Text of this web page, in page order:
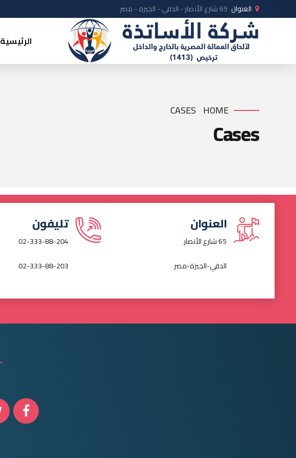
العنوان 65 شارع الأنصار - الدقي - الجيزة - مصر
الرئيسية
HOME
CASES
Cases
العنوان
65 شارع الأنصار
الدقي-الجيزة-مصر
تليفون
02-333-88-204
02-333-88-203